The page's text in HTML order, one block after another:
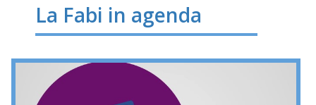
La Fabi in agenda